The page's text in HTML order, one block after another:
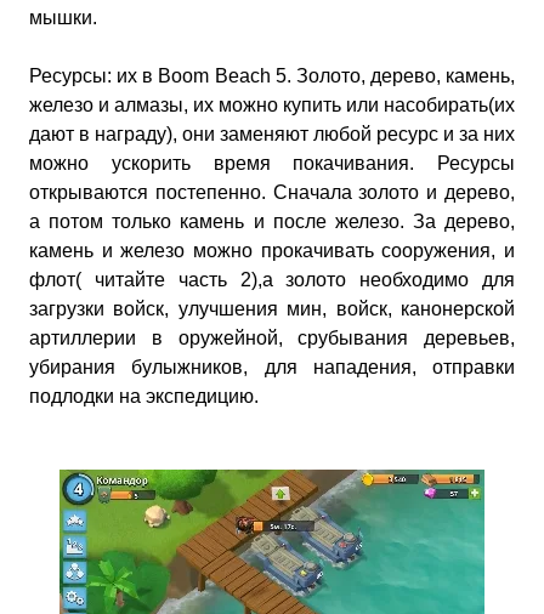
мышки.
Ресурсы: их в Boom Beach 5. Золото, дерево, камень,
железо и алмазы, их можно купить или насобирать(их
дают в награду), они заменяют любой ресурс и за них
можно ускорить время покачивания. Ресурсы
открываются постепенно. Сначала золото и дерево,
а потом только камень и после железо. За дерево,
камень и железо можно прокачивать сооружения, и
флот( читайте часть 2),а золото необходимо для
загрузки войск, улучшения мин, войск, канонерской
артиллерии в оружейной, срубывания деревьев,
убирания булыжников, для нападения, отправки
подлодки на экспедицию.